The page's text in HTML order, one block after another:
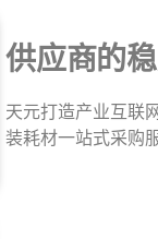
供应商的
天元打造产业互联
装耗材一站式采购